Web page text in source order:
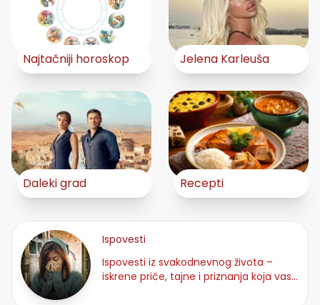
Najtačniji horoskop Jelena Karleuša
Daleki grad Recepti
Ispovesti
Ispovesti iz svakodnevnog života –
iskrene priče, tajne i priznanja koja vas